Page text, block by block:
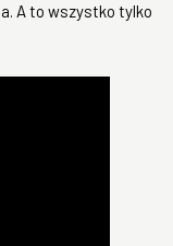
A to wszystko tylko